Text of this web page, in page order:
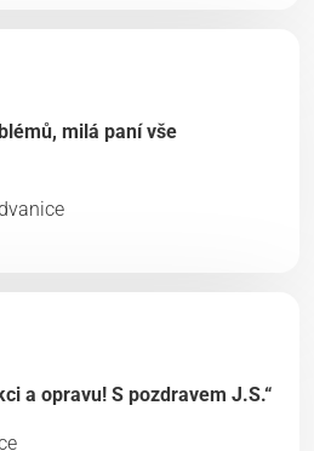
milá paní vše
a opravu! S pozdravem J.S.“